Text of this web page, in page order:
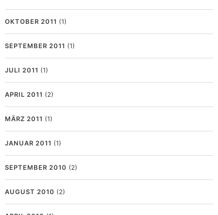
OKTOBER 2011 (1)
SEPTEMBER 2011 (1)
JULI 2011 (1)
APRIL 2011 (2)
MÄRZ 2011 (1)
JANUAR 2011 (1)
SEPTEMBER 2010 (2)
AUGUST 2010 (2)